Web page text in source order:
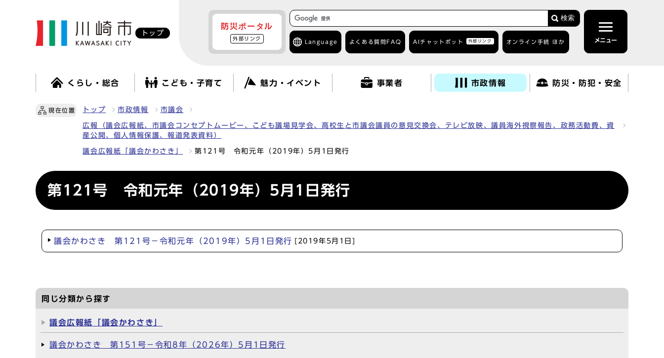
トップ
防災ポータル
外部リンク
検索
Language よくある質問 FAQ AIチャットボット 外部リンク オンライン手続 ほか メニュー
くらし・総合 こども・子育て 魅力・イベント 事業者 市政情報 防災・防犯・安全
現在位置 トップ 市政情報 市議会
広報（議会広報紙、市議会コンセプトムービー、こども議場見学会、高校生と市議会議員の意見交換会、テレビ放映、議員海外視察報告、政務活動費、資
産公開、個人情報保護、報道発表資料）
議会広報紙「議会かわさき」 第121号 令和元年（2019年）5月1日発行
第121号 令和元年（2019年）5月1日発行
議会かわさき 第121号－令和元年（2019年）5月1日発行 [2019年5月1日]
同じ分類から探す
議会広報紙「議会かわさき」
議会かわさき 第151号－令和8年（2026年）5月1日発行